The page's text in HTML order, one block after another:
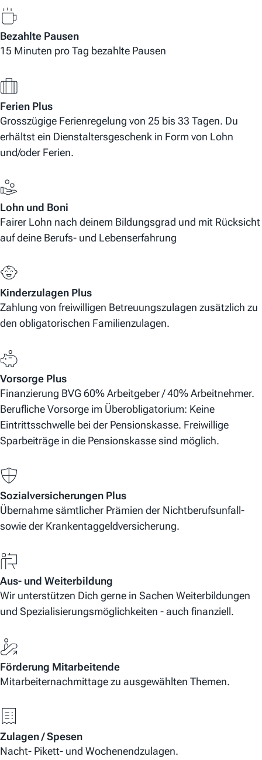
Bezahlte Pausen
15 Minuten pro Tag bezahlte Pausen
Ferien Plus
Grosszügige Ferienregelung von 25 bis 33 Tagen. Du
erhältst ein Dienstaltersgeschenk in Form von Lohn
und/oder Ferien.
Lohn und Boni
Fairer Lohn nach deinem Bildungsgrad und mit Rücksicht
auf deine Berufs- und Lebenserfahrung
Kinderzulagen Plus
Zahlung von freiwilligen Betreuungszulagen zusätzlich zu
den obligatorischen Familienzulagen.
Vorsorge Plus
Finanzierung BVG 60% Arbeitgeber / 40% Arbeitnehmer.
Berufliche Vorsorge im Überobligatorium: Keine
Eintrittsschwelle bei der Pensionskasse. Freiwillige
Sparbeiträge in die Pensionskasse sind möglich.
Sozialversicherungen Plus
Übernahme sämtlicher Prämien der Nichtberufsunfall-
sowie der Krankentaggeldversicherung.
Aus- und Weiterbildung
Wir unterstützen Dich gerne in Sachen Weiterbildungen
und Spezialisierungsmöglichkeiten - auch finanziell.
Förderung Mitarbeitende
Mitarbeiternachmittage zu ausgewählten Themen.
Zulagen / Spesen
Nacht- Pikett- und Wochenendzulagen.